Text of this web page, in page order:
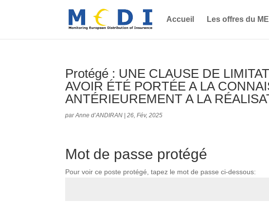
Accueil Les offres du
Protégé : UNE CLAUSE DE
AVOIR ÉTÉ PORTÉE A LA
ANTÉRIEUREMENT A LA
parAnne d’ANDIRAN |26, Fév, 2025
Mot de passe protégé
Pour voir ce poste protégé, tapez le mot de passe ci-dessous: